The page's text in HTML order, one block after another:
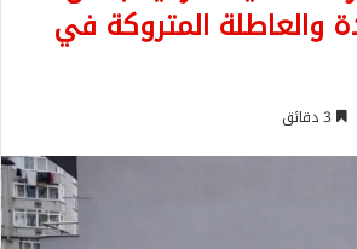
والعاطلة المتروكة في